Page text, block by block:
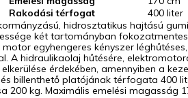
Rakodási térfogat
400 liter
hidrosztatikus hajtású
két tartományban
egyhengeres kényszer
A hidraulikaolaj hűtésére,
érdekében, amennyiben a
billenthető platójának térfogata 400
200 kg. Maximális emelési magasság